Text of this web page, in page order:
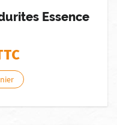
Essence